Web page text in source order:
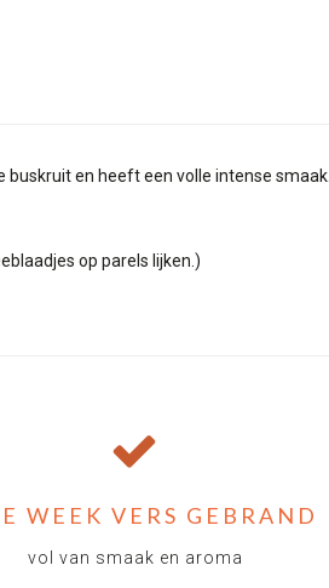
en heeft een volle intense smaak.
op parels lijken.)
WEEK VERS GEBRAND
vol van smaak en aroma